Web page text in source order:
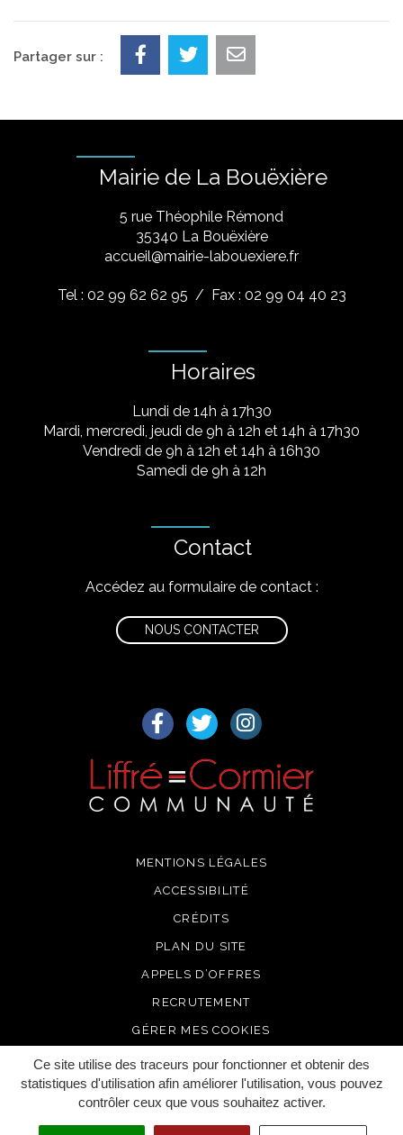
Ce site utilise des traceurs pour fonctionner et obtenir des
statistiques d'utilisation afin améliorer l'utilisation, vous pouvez
contrôler ceux que vous souhaitez activer.
Partager sur :
Mairie de La Bouëxière
5 rue Théophile Rémond
​35340 La Bouëxière
accueil@mairie-labouexiere.fr
Tel : 02 99 62 62 95 / Fax : 02 99 04 40 23
Horaires
Lundi de 14h à 17h30
Mardi, mercredi, jeudi de 9h à 12h et 14h à 17h30
Vendredi de 9h à 12h et 14h à 16h30
Samedi de 9h à 12h
Contact
Accédez au formulaire de contact :
NOUS CONTACTER
Lien vers le compte Facebook
Lien vers le compte Twitter
Lien vers le compte
MENTIONS LÉGALES
ACCESSIBILITÉ
CRÉDITS
PLAN DU SITE
APPELS D’OFFRES
RECRUTEMENT
GÉRER MES COOKIES